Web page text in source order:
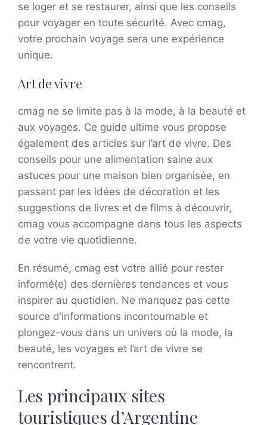
se loger et se restaurer, ainsi que les conseils
pour voyager en toute sécurité. Avec cmag,
votre prochain voyage sera une expérience
unique.
Art de vivre
cmag ne se limite pas à la mode, à la beauté et
aux voyages. Ce guide ultime vous propose
également des articles sur l’art de vivre. Des
conseils pour une alimentation saine aux
astuces pour une maison bien organisée, en
passant par les idées de décoration et les
suggestions de livres et de films à découvrir,
cmag vous accompagne dans tous les aspects
de votre vie quotidienne.
En résumé, cmag est votre allié pour rester
informé(e) des dernières tendances et vous
inspirer au quotidien. Ne manquez pas cette
source d’informations incontournable et
plongez-vous dans un univers où la mode, la
beauté, les voyages et l’art de vivre se
rencontrent.
Les principaux sites
touristiques d’Argentine